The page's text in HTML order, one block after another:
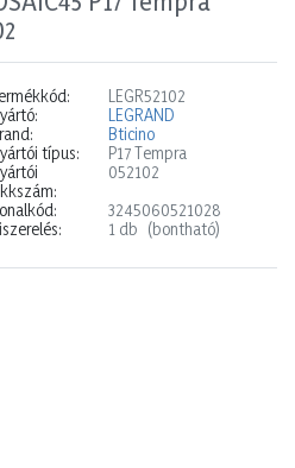
LEGR52102
LEGRAND
Bticino
típus:
P17 Tempra
052102
3245060521028
1 db (bontható)